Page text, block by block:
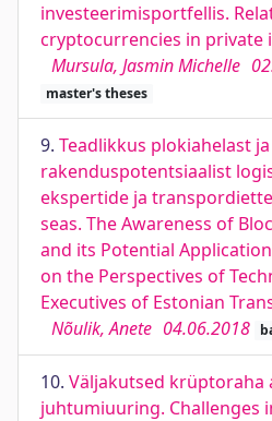
investeerimisportfellis.
cryptocurrencies in
Mursula, Jasmin Michelle
master's theses
9. Teadlikkus plokiahelast
rakenduspotentsiaalist
ekspertide ja
seas. The Awareness of
and its Potential
on the Perspectives of
Executives of Estonian
Nõulik, Anete 04.06.2018
10. Väljakutsed krüptoraha
juhtumiuuring. Challenges